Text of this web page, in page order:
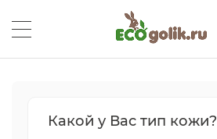
Какой у Вас тип кожи?